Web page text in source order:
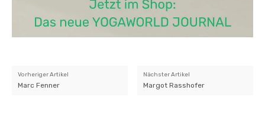
Vorheriger Artikel
Marc Fenner
Nächster Artikel
Margot Rasshofer